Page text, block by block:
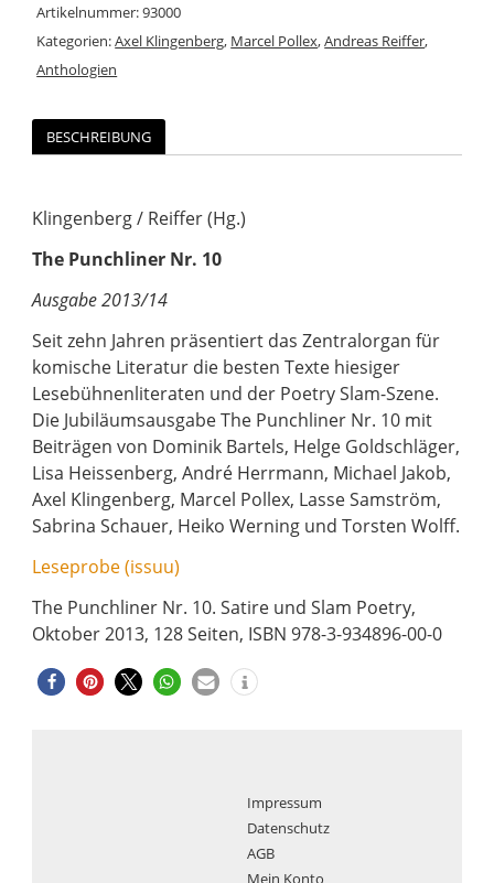
Artikelnummer:93000
Kategorien:Axel Klingenberg, Marcel Pollex,Andreas Reiffer,
Anthologien
BESCHREIBUNG
Klingenberg / Reiffer (Hg.)
The Punchliner Nr. 10
Ausgabe 2013/14
Seit zehn Jahren präsentiert das Zentralorgan für
komische Literatur die besten Texte hiesiger
Lesebühnenliteraten und der Poetry Slam-Szene.
Die Jubiläumsausgabe The Punchliner Nr. 10 mit
Beiträgen von Dominik Bartels, Helge Goldschläger,
Lisa Heissenberg, André Herrmann, Michael Jakob,
Axel Klingenberg, Marcel Pollex, Lasse Samström,
Sabrina Schauer, Heiko Werning und Torsten Wolff.
Leseprobe (issuu)
The Punchliner Nr. 10. Satire und Slam Poetry,
Oktober 2013, 128 Seiten, ISBN 978-3-934896-00-0
Impressum
Datenschutz
AGB
Mein Konto